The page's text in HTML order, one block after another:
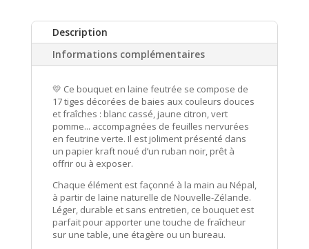
Description
Informations complémentaires
💛 Ce bouquet en laine feutrée se compose de
17 tiges décorées de baies aux couleurs douces
et fraîches : blanc cassé, jaune citron, vert
pomme... accompagnées de feuilles nervurées
en feutrine verte. Il est joliment présenté dans
un papier kraft noué d’un ruban noir, prêt à
offrir ou à exposer.
Chaque élément est façonné à la main au Népal,
à partir de laine naturelle de Nouvelle-Zélande.
Léger, durable et sans entretien, ce bouquet est
parfait pour apporter une touche de fraîcheur
sur une table, une étagère ou un bureau.